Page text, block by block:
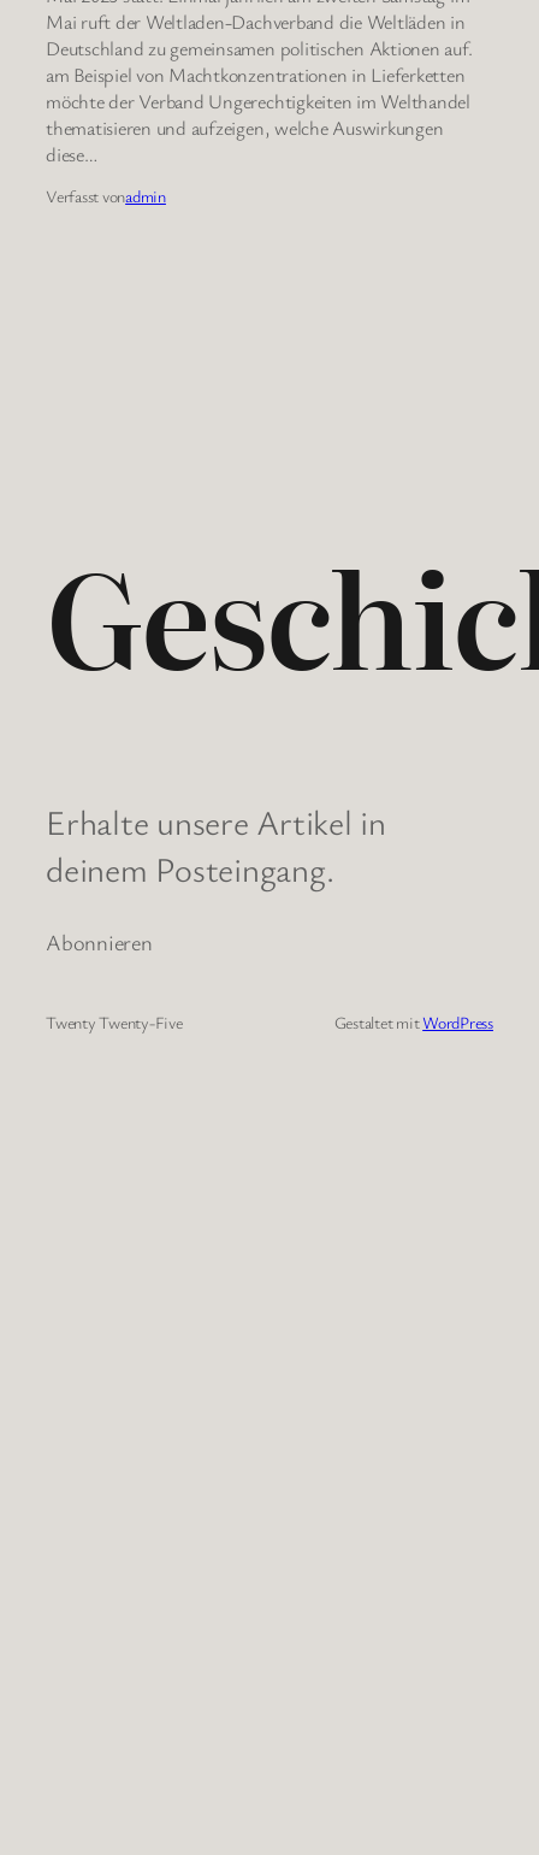
Mai ruft der Weltladen-Dachverband die Weltläden in
Deutschland zu gemeinsamen politischen Aktionen auf.
am Beispiel von Machtkonzentrationen in Lieferketten
möchte der Verband Ungerechtigkeiten im Welthandel
thematisieren und aufzeigen, welche Auswirkungen
diese…
Verfasst vonadmin
Erhalte unsere Artikel in
deinem Posteingang.
Abonnieren
Twenty Twenty-Five Gestaltet mitWordPress